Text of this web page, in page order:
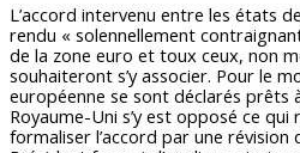
L’accord intervenu entre les états
rendu « solennellement
de la zone euro et toux ceux, non
souhaiteront s’y associer. Pour le
européenne se sont déclarés prêts
Royaume-Uni s’y est opposé ce
formaliser l’accord par une